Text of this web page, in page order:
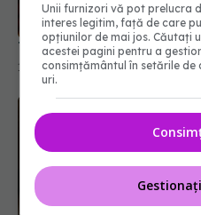
Unii furnizori vă pot prelucra
interes legitim, față de care
opțiunilor de mai jos. Căutați
acestei pagini pentru a
consimțământul în setările
uri.